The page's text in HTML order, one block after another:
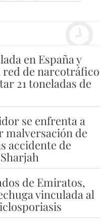
en España y
red de narcotráfico
21 toneladas de
se enfrenta a
malversación de
accidente de
de Emiratos,
vinculada al